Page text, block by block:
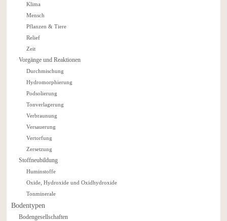
Klima
Mensch
Pflanzen & Tiere
Relief
Zeit
Vorgänge und Reaktionen
Durchmischung
Hydromorphierung
Podsolierung
Tonverlagerung
Verbraunung
Versauerung
Vertorfung
Zersetzung
Stoffneubildung
Huminstoffe
Oxide, Hydroxide und Oxidhydroxide
Tonminerale
Bodentypen
Bodengesellschaften